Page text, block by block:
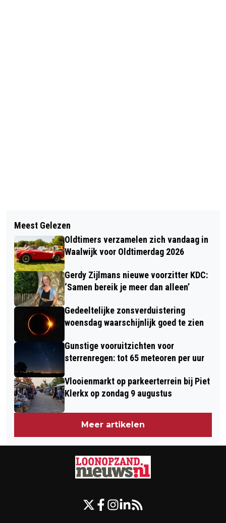
AUTOMOBILIST MET VERLOPEN
RIJBEWIJS AANGEHOUDEN OP A59
VOOR RIJDEN ONDER INVLOED VAN
DRUGS
BIBLIOTHEKEN BEPERKT OPEN
TIJDENS HARDE LOCKDOWN
Meest Gelezen
Oldtimers verzamelen zich vandaag in
Waalwijk voor Oldtimerdag 2026
Gerdy Zijlmans nieuwe voorzitter KDC:
‘Samen bereik je meer dan alleen’
Gedeeltelijke zonsverduistering
woensdag waarschijnlijk goed te zien
Gunstige vooruitzichten voor
sterrenregen: tot 65 meteoren per uur
Vlooienmarkt op parkeerterrein bij Piet
Klerkx op zondag 9 augustus
Meer artikelen